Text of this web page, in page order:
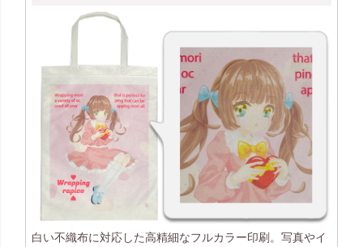
白い不織布に対応した高精細なフルカラー印刷。写真やイ